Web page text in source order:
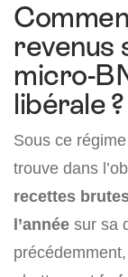
revenus
micro-
libérale ?
Sous ce
trouve dans
recettes
l’année sur sa